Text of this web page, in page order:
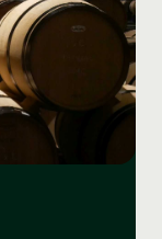
qui
Il est
franc (7%)
en 2014,
a
une
une